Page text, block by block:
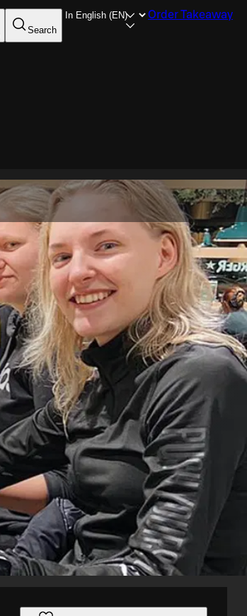
Search
Order Takeaway